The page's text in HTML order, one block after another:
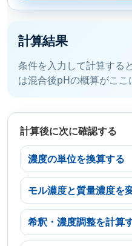
計算結果
条件を入力して計算する
は混合後pHの概算がここ
計算後に次に確認する
濃度の単位を換算する
モル濃度と質量濃度を
希釈・濃度調整を計算